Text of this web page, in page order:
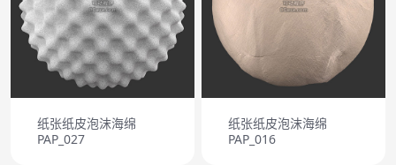
纸张纸皮泡沫海绵
PAP_027
纸张纸皮泡沫海绵
PAP_016